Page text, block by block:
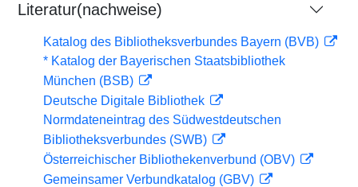
Literatur(nachweise)
Katalog des Bibliotheksverbundes Bayern (BVB)
* Katalog der Bayerischen Staatsbibliothek
München (BSB)
Deutsche Digitale Bibliothek
Normdateneintrag des Südwestdeutschen
Bibliotheksverbundes (SWB)
Österreichischer Bibliothekenverbund (OBV)
Gemeinsamer Verbundkatalog (GBV)